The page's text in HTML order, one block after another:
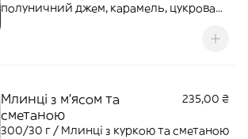
полуничний джем, карамель, цукрова
Млинці з м'ясом та
сметаною
235,00 ₴
300/30 г / Млинці з куркою та сметаною